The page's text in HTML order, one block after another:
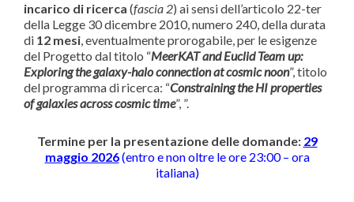
incarico di ricerca (fascia 2) ai sensi dell’articolo 22-ter
della Legge 30 dicembre 2010, numero 240, della durata
di 12 mesi, eventualmente prorogabile, per le esigenze
del Progetto dal titolo “MeerKAT and Euclid Team up:
Exploring the galaxy-halo connection at cosmic noon”, titolo
del programma di ricerca: “Constraining the HI properties
of galaxies across cosmic time”, ”.
Termine per la presentazione delle domande: 29
maggio 2026(entro e non oltre le ore 23:00 – ora
italiana)